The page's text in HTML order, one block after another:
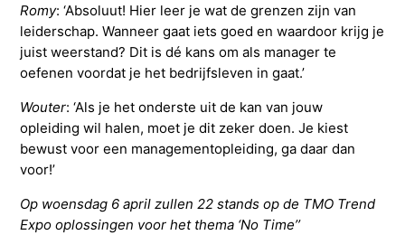
Romy: ‘Absoluut! Hier leer je wat de grenzen zijn van
leiderschap. Wanneer gaat iets goed en waardoor krijg je
juist weerstand? Dit is dé kans om als manager te
oefenen voordat je het bedrijfsleven in gaat.’
Wouter: ‘Als je het onderste uit de kan van jouw
opleiding wil halen, moet je dit zeker doen. Je kiest
bewust voor een managementopleiding, ga daar dan
voor!’
Op woensdag 6 april zullen 22 stands op de TMO Trend
Expo oplossingen voor het thema ‘No Time’’